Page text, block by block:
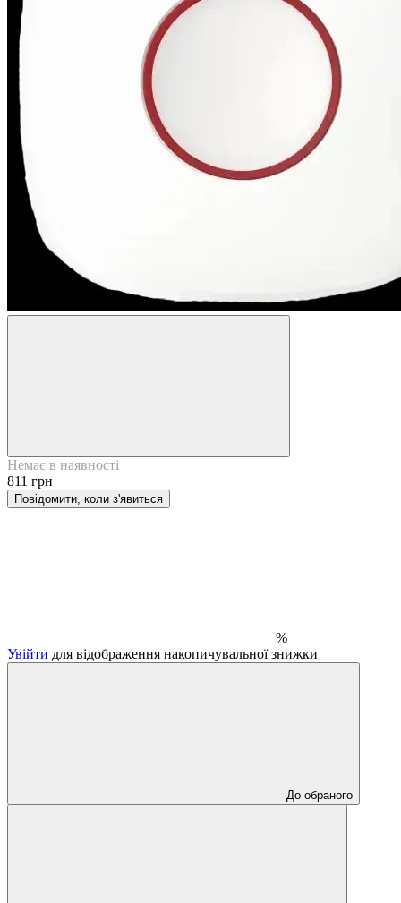
Немає в наявності
811 грн
Повідомити, коли з'явиться
%
Увійти для відображення накопичувальної знижки
До обраного